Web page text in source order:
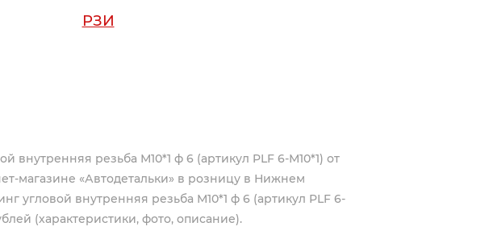
РЗИ
внутренняя резьба М10*1 ф 6 (артикул PLF 6-М10*1) от
магазине «Автодетальки» в розницу в Нижнем
угловой внутренняя резьба М10*1 ф 6 (артикул PLF 6-
(характеристики, фото, описание).